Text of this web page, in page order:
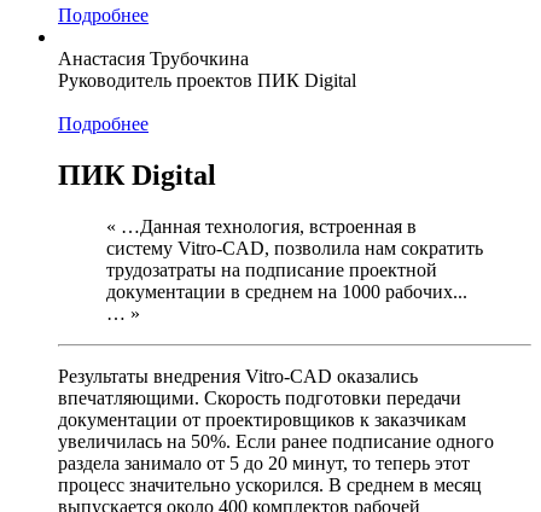
Подробнее
Анастасия Трубочкина
Руководитель проектов ПИК Digital
Подробнее
ПИК Digital
« …Данная технология, встроенная в
систему Vitro-CAD, позволила нам сократить
трудозатраты на подписание проектной
документации в среднем на 1000 рабочих...
… »
Результаты внедрения Vitro-CAD оказались
впечатляющими. Скорость подготовки передачи
документации от проектировщиков к заказчикам
увеличилась на 50%. Если ранее подписание одного
раздела занимало от 5 до 20 минут, то теперь этот
процесс значительно ускорился. В среднем в месяц
выпускается около 400 комплектов рабочей